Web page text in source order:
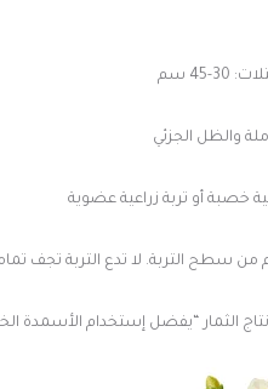
45 سم
والظل الجزئي
خصبة أو تربة زراعية عضوية
الثمار “يفضل إستخدام الأسمدة